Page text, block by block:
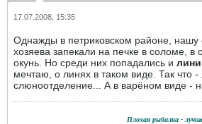
17.07.2008, 15:35
Однажды в петриковском районе, нашу
хозяева запекали на печке в соломе, в
окунь. Но среди них попадались и лини
мечтаю, о линях в таком виде. Так что
слюноотделение... А в варёном виде -
Плохая рыбалка -